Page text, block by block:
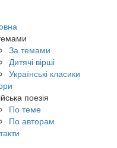
За темами
Дитячі вірші
Українські класики
поезія
По теме
По авторам